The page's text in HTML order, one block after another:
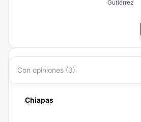
Gutiérrez
Con opiniones (3)
Chiapas